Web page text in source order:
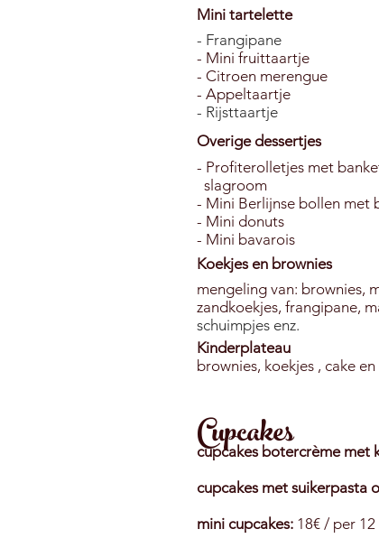
Mini tartelette
- Frangipane
- Mini fruittaartje
- Citroen merengue
- Appeltaartje
- Rijsttaartje
Overige dessertjes
- Profiterolletjes met
slagroom
- Mini Berlijnse bollen met
- Mini donuts
- Mini bavarois
Koekjes en brownies
mengeling van: brownies,
zandkoekjes, frangipane, m
schuimpjes enz.
Kinderplateau
brownies, koekjes , cake
Cupcakes
cupcakes botercrème met
cupcakes met suikerpasta
mini cupcakes: 18€ / per 12